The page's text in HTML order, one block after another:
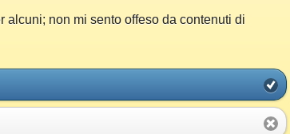
non mi sento offeso da contenuti di